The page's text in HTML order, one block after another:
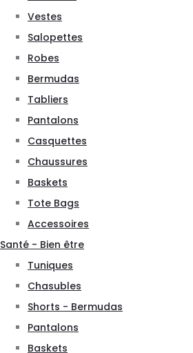
Vestes
Salopettes
Robes
Bermudas
Tabliers
Pantalons
Casquettes
Chaussures
Baskets
Tote Bags
Accessoires
Santé - Bien être
Tuniques
Chasubles
Shorts - Bermudas
Pantalons
Baskets